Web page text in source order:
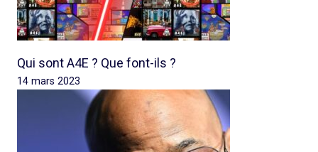
Qui sont A4E ? Que font-ils ?
14 mars 2023